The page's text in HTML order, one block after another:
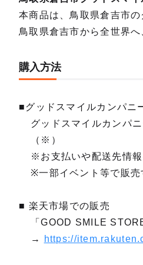
本商品は、鳥取県倉吉市
鳥取県倉吉市から全世界
購入方法
■グッドスマイルカンパニ
グッドスマイルカンパ
（※）
※お支払いや配送先情報
※一部イベント等で販売
■ 楽天市場での販売
「GOOD SMILE
→
https://